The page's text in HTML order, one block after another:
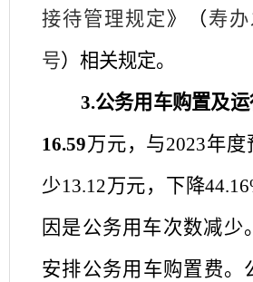
接待管理规定》（ 寿
号）相关规定。
3.公务用车购置及
16.59万元，与2023年度
少13.12万元，下降44.16
因是公务用车次数减少。
安排公务用车购置费。